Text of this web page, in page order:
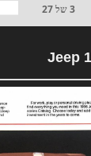
3של27